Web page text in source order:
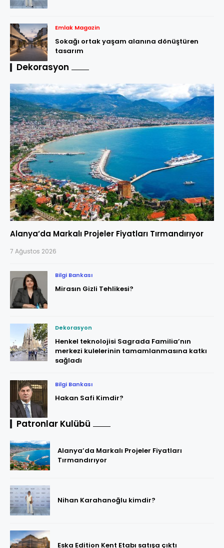
Emlak Magazin
Sokağı ortak yaşam alanına dönüştüren
tasarım
Dekorasyon
Alanya’da Markalı Projeler Fiyatları Tırmandırıyor
7 Ağustos 2026
Bilgi Bankası
Mirasın Gizli Tehlikesi?
Dekorasyon
Henkel teknolojisi Sagrada Familia’nın
merkezi kulelerinin tamamlanmasına katkı
sağladı
Bilgi Bankası
Hakan Safi Kimdir?
Patronlar Kulübü
Alanya’da Markalı Projeler Fiyatları
Tırmandırıyor
Nihan Karahanoğlu kimdir?
Eska Edition Kent Etabı satışa çıktı